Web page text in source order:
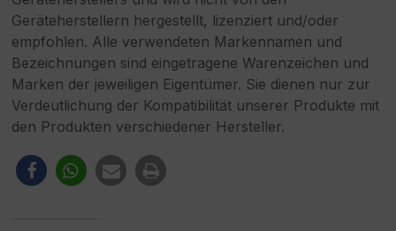
Geräteherstellern hergestellt, lizenziert und/oder
empfohlen. Alle verwendeten Markennamen und
Bezeichnungen sind eingetragene Warenzeichen und
Marken der jeweiligen Eigentümer. Sie dienen nur zur
Verdeutlichung der Kompatibilität unserer Produkte mit
den Produkten verschiedener Hersteller.